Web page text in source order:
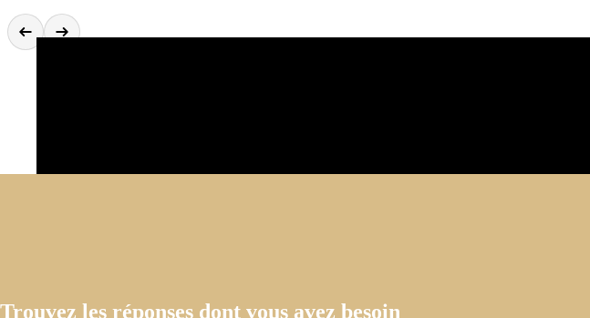
Trouvez les réponses dont vous avez besoin